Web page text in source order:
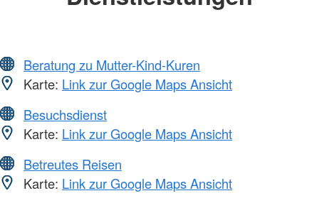
Beratung zu Mutter-Kind-Kuren
Karte: Link zur Google Maps Ansicht
Besuchsdienst
Karte: Link zur Google Maps Ansicht
Betreutes Reisen
Karte: Link zur Google Maps Ansicht